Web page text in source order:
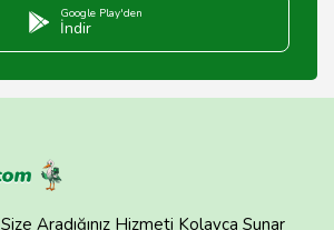
Google Play'den
İndir
Size Aradığınız Hizmeti Kolayca Sunar